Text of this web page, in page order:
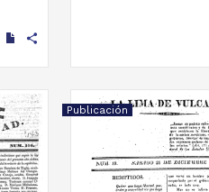
share
Publicación